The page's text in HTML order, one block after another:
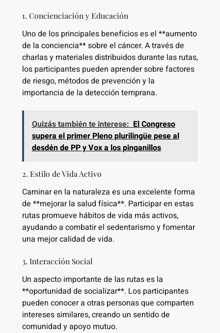
1. Concienciación y Educación
Uno de los principales beneficios es el **aumento
de la conciencia** sobre el cáncer. A través de
charlas y materiales distribuidos durante las rutas,
los participantes pueden aprender sobre factores
de riesgo, métodos de prevención y la
importancia de la detección temprana.
Quizás también te interese: El Congreso
supera el primer Pleno plurilingüe pese al
desdén de PP y Vox a los pinganillos
2. Estilo de Vida Activo
Caminar en la naturaleza es una excelente forma
de **mejorar la salud física**. Participar en estas
rutas promueve hábitos de vida más activos,
ayudando a combatir el sedentarismo y fomentar
una mejor calidad de vida.
3. Interacción Social
Un aspecto importante de las rutas es la
**oportunidad de socializar**. Los participantes
pueden conocer a otras personas que comparten
intereses similares, creando un sentido de
comunidad y apoyo mutuo.